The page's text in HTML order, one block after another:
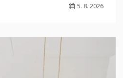
5. 8. 2026